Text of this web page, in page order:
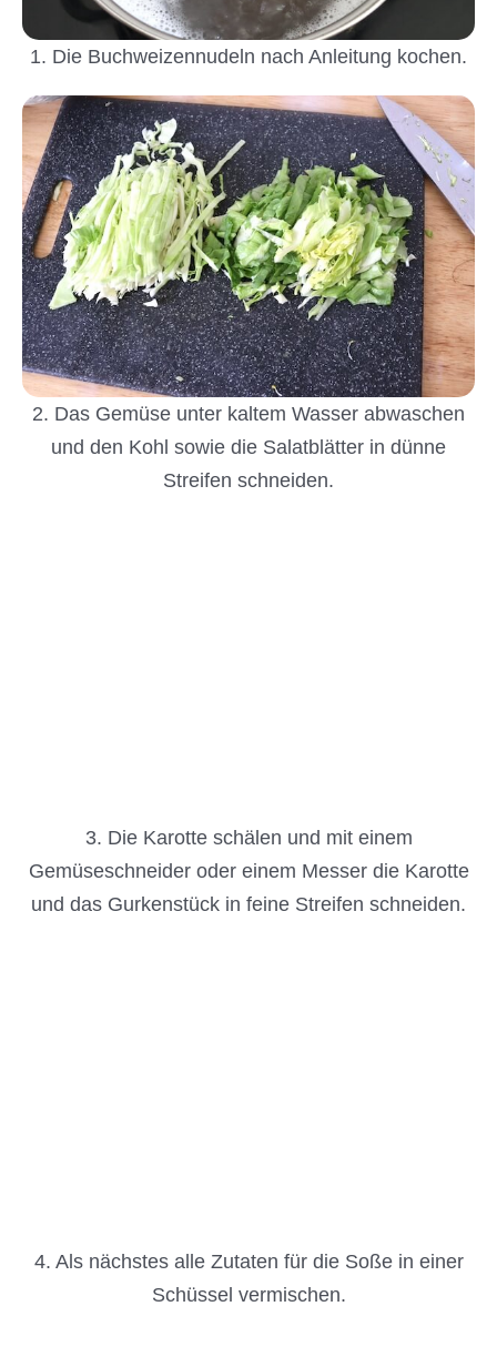
1. Die Buchweizennudeln nach Anleitung kochen.
2. Das Gemüse unter kaltem Wasser abwaschen
und den Kohl sowie die Salatblätter in dünne
Streifen schneiden.
3. Die Karotte schälen und mit einem
Gemüseschneider oder einem Messer die Karotte
und das Gurkenstück in feine Streifen schneiden.
4. Als nächstes alle Zutaten für die Soße in einer
Schüssel vermischen.